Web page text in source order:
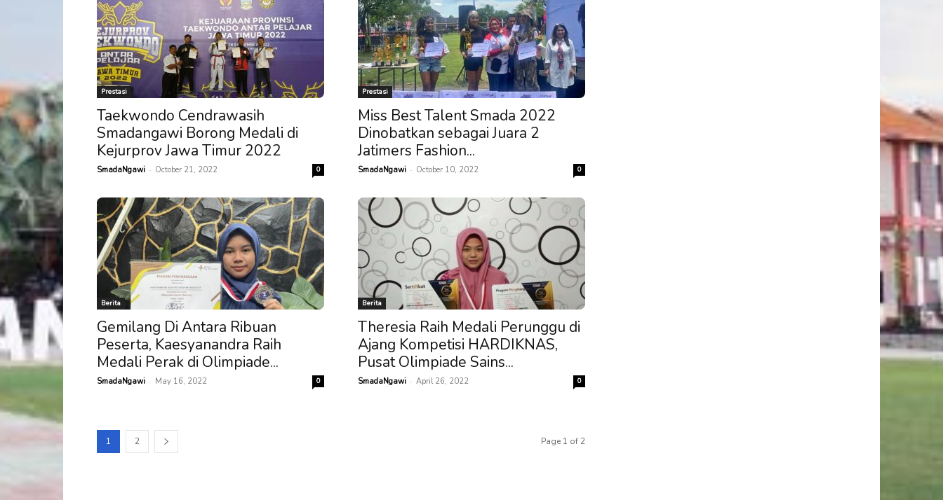
Prestasi
Taekwondo Cendrawasih
Smadangawi Borong Medali di
Kejurprov Jawa Timur 2022
SmadaNgawi - October 21, 2022 0
Prestasi
Miss Best Talent Smada 2022
Dinobatkan sebagai Juara 2
Jatimers Fashion...
SmadaNgawi - October 10, 2022 0
Berita
Gemilang Di Antara Ribuan
Peserta, Kaesyanandra Raih
Medali Perak di Olimpiade...
SmadaNgawi - May 16, 2022 0
Berita
Theresia Raih Medali Perunggu di
Ajang Kompetisi HARDIKNAS,
Pusat Olimpiade Sains...
SmadaNgawi - April 26, 2022 0
1 2 Page 1 of 2